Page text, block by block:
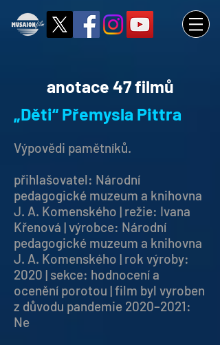
anotace 47 filmů
„Děti“ Přemysla Pittra
Výpovědi pamětníků.
přihlašovatel: Národní
pedagogické muzeum a knihovna
J. A. Komenského | režie: Ivana
Křenová | výrobce: Národní
pedagogické muzeum a knihovna
J. A. Komenského | rok výroby:
2020 | sekce: hodnocení a
ocenění porotou | film byl vyroben
z důvodu pandemie 2020–2021:
Ne